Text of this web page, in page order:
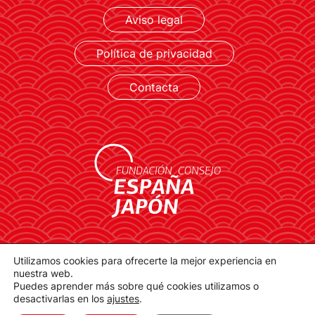
LEER MÁS Aviso legal
Política de privacidad
Contacta
contacto@spainjapanfoundation.com
Plaza de la Provincia, 1. 28012 Madrid
Utilizamos cookies para ofrecerte la mejor experiencia en
nuestra web.
Puedes aprender más sobre qué cookies utilizamos o
desactivarlas en los ajustes.